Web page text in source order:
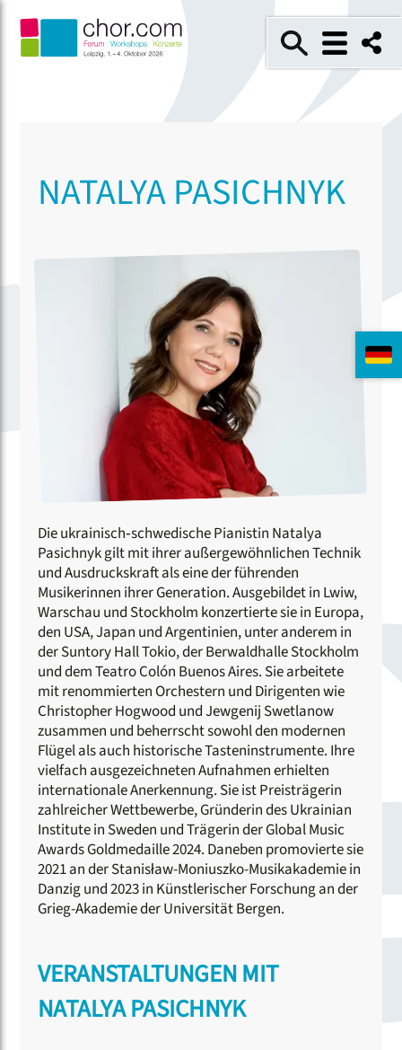
NATALYA PASICHNYK
Die ukrainisch‑schwedische Pianistin Natalya
Pasichnyk gilt mit ihrer außergewöhnlichen Technik
und Ausdruckskraft als eine der führenden
Musikerinnen ihrer Generation. Ausgebildet in Lwiw,
Warschau und Stockholm konzertierte sie in Europa,
den USA, Japan und Argentinien, unter anderem in
der Suntory Hall Tokio, der Berwaldhalle Stockholm
und dem Teatro Colón Buenos Aires. Sie arbeitete
mit renommierten Orchestern und Dirigenten wie
Christopher Hogwood und Jewgenij Swetlanow
zusammen und beherrscht sowohl den modernen
Flügel als auch historische Tasteninstrumente. Ihre
vielfach ausgezeichneten Aufnahmen erhielten
internationale Anerkennung. Sie ist Preisträgerin
zahlreicher Wettbewerbe, Gründerin des Ukrainian
Institute in Sweden und Trägerin der Global Music
Awards Goldmedaille 2024. Daneben promovierte sie
2021 an der Stanisław-Moniuszko-Musikakademie in
Danzig und 2023 in Künstlerischer Forschung an der
Grieg-Akademie der Universität Bergen.
VERANSTALTUNGEN MIT
NATALYA PASICHNYK